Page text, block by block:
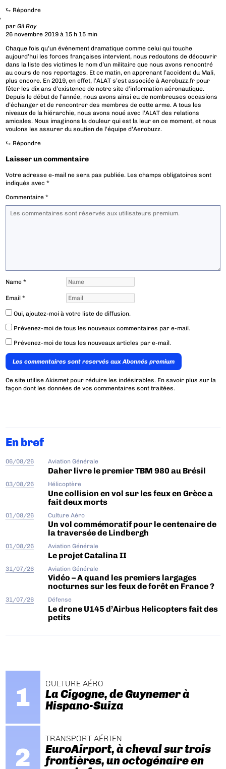
⮑ Répondre
parGil Roy
26 novembre 2019 à 15 h 15 min
Chaque fois qu’un événement dramatique comme celui qui touche
aujourd’hui les forces françaises intervient, nous redoutons de découvrir
dans la liste des victimes le nom d’un militaire que nous avons rencontré
au cours de nos reportages. Et ce matin, en apprenant l’accident du Mali,
plus encore. En 2019, en effet, l’ALAT s’est associée à Aerobuzz.fr pour
fêter les dix ans d’existence de notre site d’information aéronautique.
Depuis le début de l’année, nous avons ainsi eu de nombreuses occasions
d’échanger et de rencontrer des membres de cette arme. A tous les
niveaux de la hiérarchie, nous avons noué avec l’ALAT des relations
amicales. Nous imaginons la douleur qui est la leur en ce moment, et nous
voulons les assurer du soutien de l’équipe d’Aerobuzz.
⮑ Répondre
Laisser un commentaire
Votre adresse e-mail ne sera pas publiée. Les champs obligatoires sont
indiqués avec*
Commentaire*
Name*
Email*
Oui, ajoutez-moi à votre liste de diffusion.
Prévenez-moi de tous les nouveaux commentaires par e-mail.
Prévenez-moi de tous les nouveaux articles par e-mail.
Les commentaires sont reservés aux Abonnés premium
Ce site utilise Akismet pour réduire les indésirables. En savoir plus sur la
façon dont les données de vos commentaires sont traitées.
En bref
06/08/26 Aviation Générale
Daher livre le premier TBM 980 au Brésil
03/08/26 Hélicoptère
Une collision en vol sur les feux en Grèce a
fait deux morts
01/08/26 Culture Aéro
Un vol commémoratif pour le centenaire de
la traversée de Lindbergh
01/08/26 Aviation Générale
Le projet Catalina II
31/07/26 Aviation Générale
Vidéo – A quand les premiers largages
nocturnes sur les feux de forêt en France ?
31/07/26 Défense
Le drone U145 d’Airbus Helicopters fait des
petits
CULTURE AÉRO
La Cigogne, de Guynemer à
Hispano-Suiza
TRANSPORT AÉRIEN
EuroAirport, à cheval sur trois
frontières, un octogénaire en